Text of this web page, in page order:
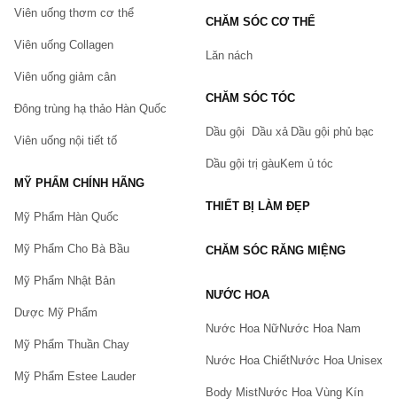
Viên uống thơm cơ thể
Viên uống Collagen
Viên uống giảm cân
Đông trùng hạ thảo Hàn Quốc
Viên uống nội tiết tố
MỸ PHẨM CHÍNH HÃNG
Mỹ Phẩm Hàn Quốc
Mỹ Phẩm Cho Bà Bầu
Mỹ Phẩm Nhật Bản
Dược Mỹ Phẩm
Mỹ Phẩm Thuần Chay
Mỹ Phẩm Estee Lauder
CHĂM SÓC CƠ THỂ
Lăn nách
CHĂM SÓC TÓC
Dầu gội Dầu xả Dầu gội phủ bạc
Dầu gội trị gàuKem ủ tóc
THIẾT BỊ LÀM ĐẸP
CHĂM SÓC RĂNG MIỆNG
NƯỚC HOA
Nước Hoa NữNước Hoa Nam
Nước Hoa ChiếtNước Hoa Unisex
Body MistNước Hoa Vùng Kín